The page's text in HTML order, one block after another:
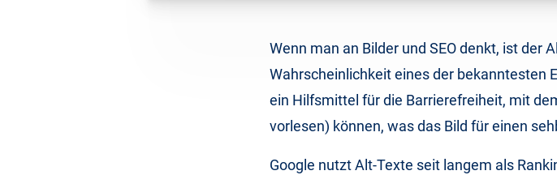
Wenn man an Bilder und SEO denkt, ist der
Wahrscheinlichkeit eines der bekanntesten
ein Hilfsmittel für die Barrierefreiheit, mit
vorlesen) können, was das Bild für einen
Google nutzt Alt-Texte seit langem als